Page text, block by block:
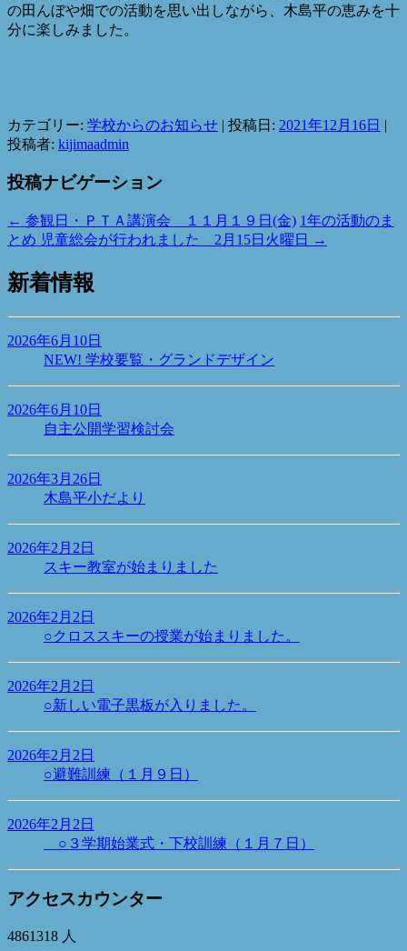
の田んぼや畑での活動を思い出しながら、木島平の恵みを十
分に楽しみました。
カテゴリー: 学校からのお知らせ | 投稿日: 2021年12月16日 |
投稿者: kijimaadmin
投稿ナビゲーション
← 参観日・ＰＴＡ講演会 １１月１９日(金) 1年の活動のま
とめ 児童総会が行われました 2月15日火曜日
→
新着情報
2026年6月10日
NEW! 学校要覧・グランドデザイン
2026年6月10日
自主公開学習検討会
2026年3月26日
木島平小だより
2026年2月2日
スキー教室が始まりました
2026年2月2日
○クロススキーの授業が始まりました。
2026年2月2日
○新しい電子黒板が入りました。
2026年2月2日
○避難訓練（１月９日）
2026年2月2日
○３学期始業式・下校訓練（１月７日）
アクセスカウンター
4861318 人